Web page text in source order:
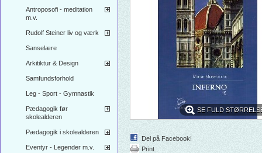
Antroposofi - meditation
m.v.
Rudolf Steiner liv og værk
Sanselære
Arkitiktur & Design
Samfundsforhold
Leg - Sport - Gymnastik
Pædagogik før
skolealderen
Pædagogik i skolealderen
Eventyr - Legender m.v.
SE FULD
Del på Facebook!
Print